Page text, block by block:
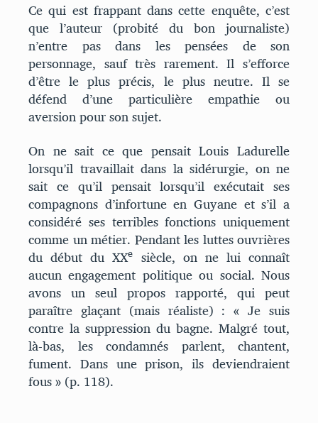
Ce qui est frappant dans cette enquête, c’est
que l’auteur (probité du bon journaliste)
n’entre pas dans les pensées de son
personnage, sauf très rarement. Il s’efforce
d’être le plus précis, le plus neutre. Il se
défend d’une particulière empathie ou
aversion pour son sujet.
On ne sait ce que pensait Louis Ladurelle
lorsqu’il travaillait dans la sidérurgie, on ne
sait ce qu’il pensait lorsqu’il exécutait ses
compagnons d’infortune en Guyane et s’il a
considéré ses terribles fonctions uniquement
comme un métier. Pendant les luttes ouvrières
du début du XXe siècle, on ne lui connaît
aucun engagement politique ou social. Nous
avons un seul propos rapporté, qui peut
paraître glaçant (mais réaliste) : « Je suis
contre la suppression du bagne. Malgré tout,
là-bas, les condamnés parlent, chantent,
fument. Dans une prison, ils deviendraient
fous » (p. 118).